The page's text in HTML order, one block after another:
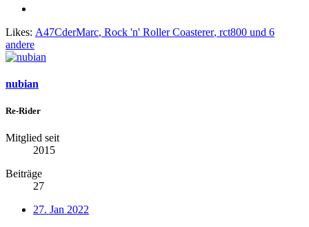
Likes: A47CderMarc, Rock 'n' Roller Coasterer, rct800 und 6
andere
nubian
Re-Rider
Mitglied seit
2015
Beiträge
27
27. Jan 2022